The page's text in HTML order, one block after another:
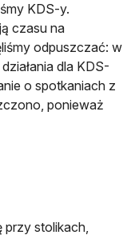
KDS-y.
czasu na
odpuszczać: w
dla KDS-
o spotkaniach z
ponieważ
przy stolikach,